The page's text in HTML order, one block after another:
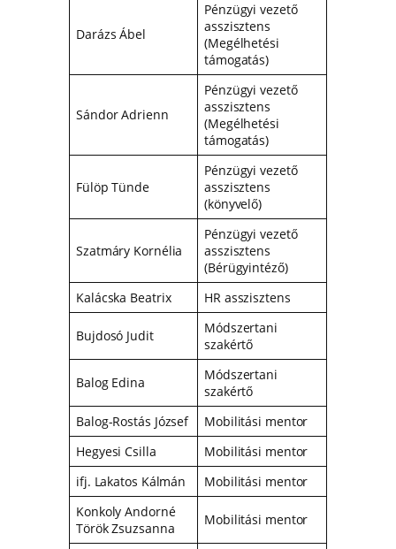
Darázs Ábel
Pénzügyi vezető
asszisztens
(Megélhetési
támogatás)
Sándor Adrienn
Pénzügyi vezető
asszisztens
(Megélhetési
támogatás)
Fülöp Tünde
Pénzügyi vezető
asszisztens
(könyvelő)
Szatmáry Kornélia
Pénzügyi vezető
asszisztens
(Bérügyintéző)
Kalácska Beatrix
HR asszisztens
Bujdosó Judit
Módszertani
szakértő
Balog Edina
Módszertani
szakértő
Balog-Rostás József
Mobilitási mentor
Hegyesi Csilla
Mobilitási mentor
ifj. Lakatos Kálmán
Mobilitási mentor
Konkoly Andorné
Török Zsuzsanna
Mobilitási mentor